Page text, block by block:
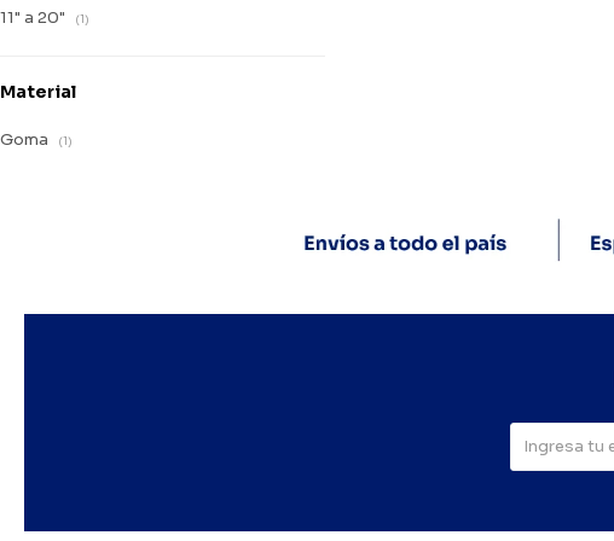
11" a 20" (1)
Material
Goma (1)